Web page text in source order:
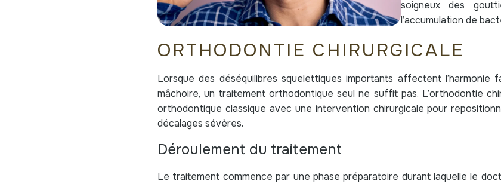
soigneux des
l’accumulation de
ORTHODONTIE CHIRURGICALE
Lorsque des déséquilibres squelettiques importants affectent
mâchoire, un traitement orthodontique seul ne suffit pas. L’orthodontie
orthodontique classique avec une intervention chirurgicale pour
décalages sévères.
Déroulement du traitement
Le traitement commence par une phase préparatoire durant laquelle le